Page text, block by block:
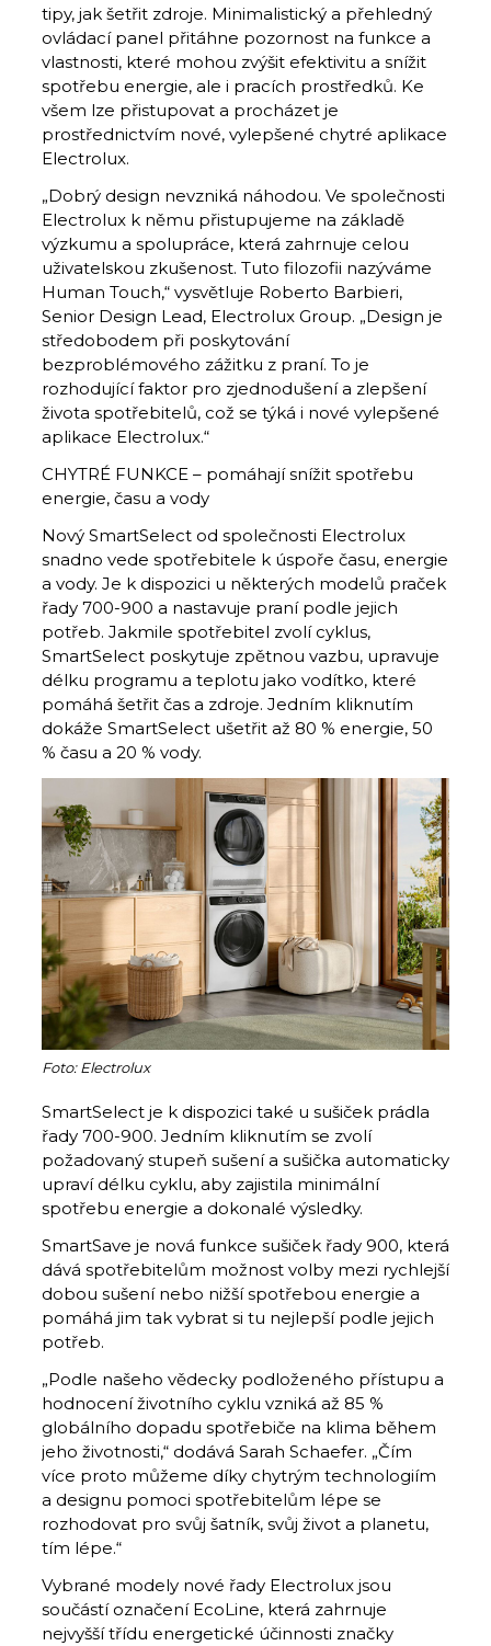
tipy, jak šetřit zdroje. Minimalistický a přehledný
ovládací panel přitáhne pozornost na funkce a
vlastnosti, které mohou zvýšit efektivitu a snížit
spotřebu energie, ale i pracích prostředků. Ke
všem lze přistupovat a procházet je
prostřednictvím nové, vylepšené chytré aplikace
Electrolux.
„Dobrý design nevzniká náhodou. Ve společnosti
Electrolux k němu přistupujeme na základě
výzkumu a spolupráce, která zahrnuje celou
uživatelskou zkušenost. Tuto filozofii nazýváme
Human Touch,“ vysvětluje Roberto Barbieri,
Senior Design Lead, Electrolux Group. „Design je
středobodem při poskytování
bezproblémového zážitku z praní. To je
rozhodující faktor pro zjednodušení a zlepšení
života spotřebitelů, což se týká i nové vylepšené
aplikace Electrolux.“
CHYTRÉ FUNKCE – pomáhají snížit spotřebu
energie, času a vody
Nový SmartSelect od společnosti Electrolux
snadno vede spotřebitele k úspoře času, energie
a vody. Je k dispozici u některých modelů praček
řady 700-900 a nastavuje praní podle jejich
potřeb. Jakmile spotřebitel zvolí cyklus,
SmartSelect poskytuje zpětnou vazbu, upravuje
délku programu a teplotu jako vodítko, které
pomáhá šetřit čas a zdroje. Jedním kliknutím
dokáže SmartSelect ušetřit až 80 % energie, 50
% času a 20 % vody.
Foto: Electrolux
SmartSelect je k dispozici také u sušiček prádla
řady 700-900. Jedním kliknutím se zvolí
požadovaný stupeň sušení a sušička automaticky
upraví délku cyklu, aby zajistila minimální
spotřebu energie a dokonalé výsledky.
SmartSave je nová funkce sušiček řady 900, která
dává spotřebitelům možnost volby mezi rychlejší
dobou sušení nebo nižší spotřebou energie a
pomáhá jim tak vybrat si tu nejlepší podle jejich
potřeb.
„Podle našeho vědecky podloženého přístupu a
hodnocení životního cyklu vzniká až 85 %
globálního dopadu spotřebiče na klima během
jeho životnosti,“ dodává Sarah Schaefer. „Čím
více proto můžeme díky chytrým technologiím
a designu pomoci spotřebitelům lépe se
rozhodovat pro svůj šatník, svůj život a planetu,
tím lépe.“
Vybrané modely nové řady Electrolux jsou
součástí označení EcoLine, která zahrnuje
nejvyšší třídu energetické účinnosti značky